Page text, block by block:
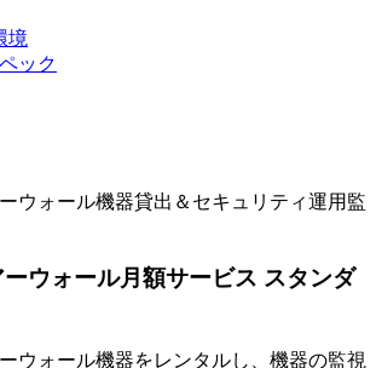
境
ック
ウォール機器貸出＆セキュリティ運用監
ウォール月額サービス スタンダ
ウォール機器をレンタルし、機器の監視